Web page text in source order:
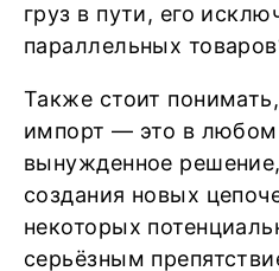
груз в пути, его
параллельных
Также стоит
импорт — это в любом
вынужденное
создания новых
некоторых
серьёзным